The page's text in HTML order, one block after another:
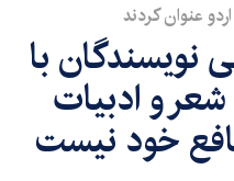
عنوان کردند
نویسندگان با
و ادبیات
خود نیست